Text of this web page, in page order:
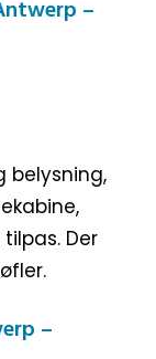
belysning,
Der